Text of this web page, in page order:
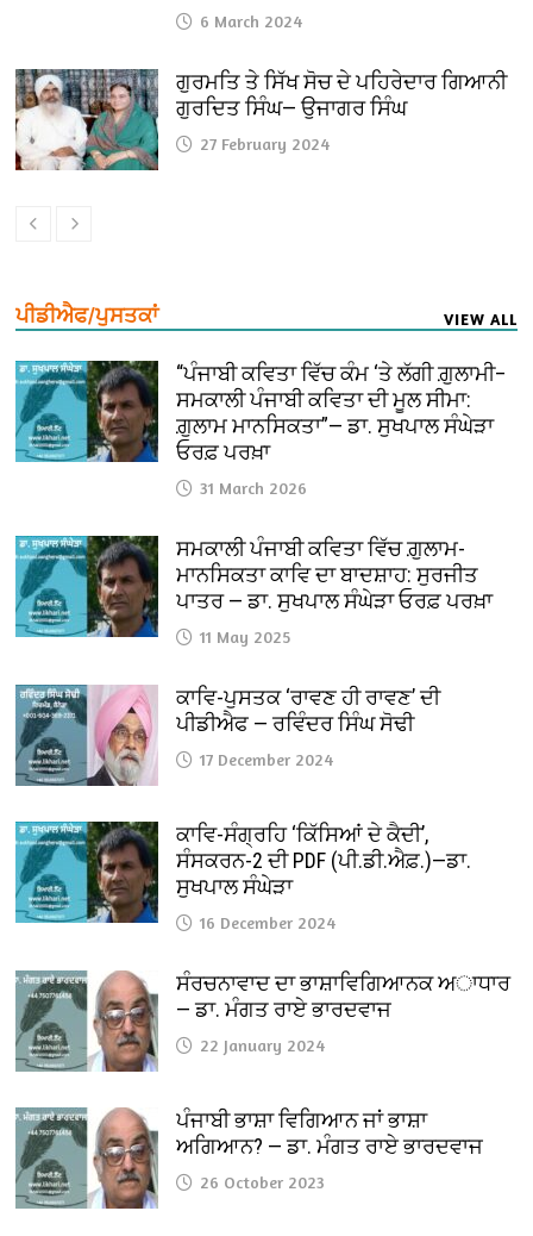
6 March 2024
ਗੁਰਮਤਿ ਤੇ ਸਿੱਖ ਸੋਚ ਦੇ ਪਹਿਰੇਦਾਰ ਗਿਆਨੀ
ਗੁਰਦਿਤ ਸਿੰਘ— ਉਜਾਗਰ ਸਿੰਘ
27 February 2024
ਪੀਡੀਐਫ/ਪੁਸਤਕਾਂ VIEW ALL
“ਪੰਜਾਬੀ ਕਵਿਤਾ ਵਿੱਚ ਕੰਮ ‘ਤੇ ਲੱਗੀ ਗ਼ੁਲਾਮੀ–
ਸਮਕਾਲੀ ਪੰਜਾਬੀ ਕਵਿਤਾ ਦੀ ਮੂਲ ਸੀਮਾ:
ਗ਼ੁਲਾਮ ਮਾਨਸਿਕਤਾ”— ਡਾ. ਸੁਖਪਾਲ ਸੰਘੇੜਾ
ਓਰਫ਼ ਪਰਖ਼ਾ
31 March 2026
ਸਮਕਾਲੀ ਪੰਜਾਬੀ ਕਵਿਤਾ ਵਿੱਚ ਗ਼ੁਲਾਮ-
ਮਾਨਸਿਕਤਾ ਕਾਵਿ ਦਾ ਬਾਦਸ਼ਾਹ: ਸੁਰਜੀਤ
ਪਾਤਰ — ਡਾ. ਸੁਖਪਾਲ ਸੰਘੇੜਾ ਓਰਫ਼ ਪਰਖ਼ਾ
11 May 2025
ਕਾਵਿ-ਪੁਸਤਕ ‘ਰਾਵਣ ਹੀ ਰਾਵਣ’ ਦੀ
ਪੀਡੀਐਫ — ਰਵਿੰਦਰ ਸਿੰਘ ਸੋਢੀ
17 December 2024
ਕਾਵਿ-ਸੰਗ੍ਰਹਿ ‘ਕਿੱਸਿਆਂ ਦੇ ਕੈਦੀ’,
ਸੰਸਕਰਨ-2 ਦੀ PDF (ਪੀ.ਡੀ.ਐਫ਼.)—ਡਾ.
ਸੁਖਪਾਲ ਸੰਘੇੜਾ
16 December 2024
ਸੰਰਚਨਾਵਾਦ ਦਾ ਭਾਸ਼ਾਵਿਗਿਆਨਕ ਅਾਧਾਰ
— ਡਾ. ਮੰਗਤ ਰਾਏ ਭਾਰਦਵਾਜ
22 January 2024
ਪੰਜਾਬੀ ਭਾਸ਼ਾ ਵਿਗਿਆਨ ਜਾਂ ਭਾਸ਼ਾ
ਅਗਿਆਨ? — ਡਾ. ਮੰਗਤ ਰਾਏ ਭਾਰਦਵਾਜ
26 October 2023